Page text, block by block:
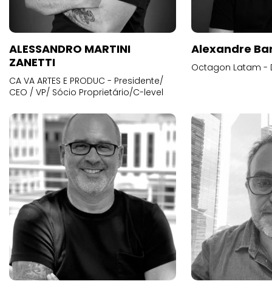
ALESSANDRO MARTINI
ZANETTI
CA VA ARTES E PRODUC - Presidente/
CEO / VP/ Sócio Proprietário/C-level
Alexandre
Octagon Latam -